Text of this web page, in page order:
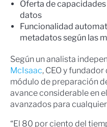
Oferta de
datos
Funcionalidad
metadatos según las
Según un analista
McIsaac, CEO y
módulo de preparación
avance considerable en
avanzados para
“El 80 por ciento del